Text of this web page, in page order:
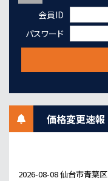
会員ID
パスワード
価格変更速報
2026-08-08仙台市青葉区